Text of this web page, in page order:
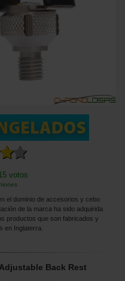
votos
el dominio de accesorios y cebo
de la marca ha sido adquirida
productos que son fabricados y
en Inglaterra.
Back Rest